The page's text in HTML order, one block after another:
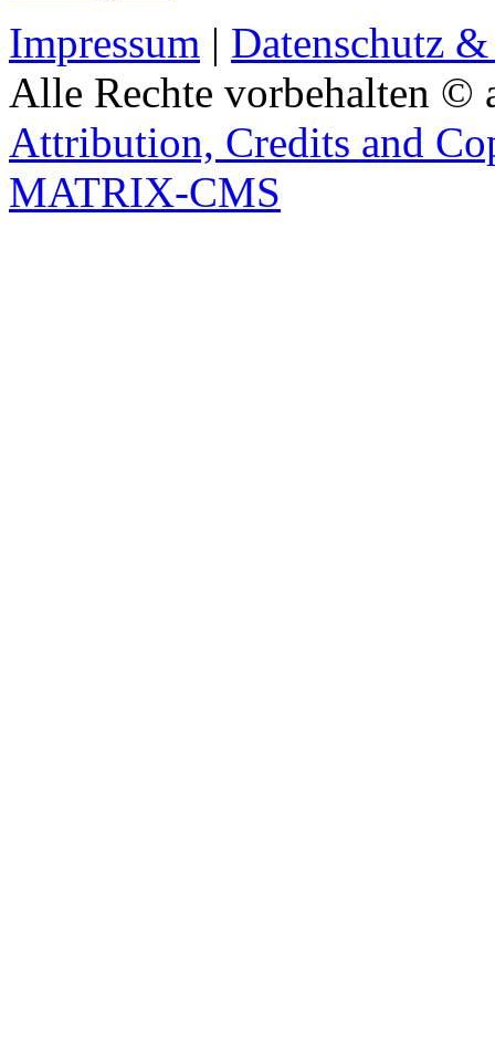
Impressum | Datenschutz
Alle Rechte vorbehalten ©
Attribution, Credits and
MATRIX-CMS